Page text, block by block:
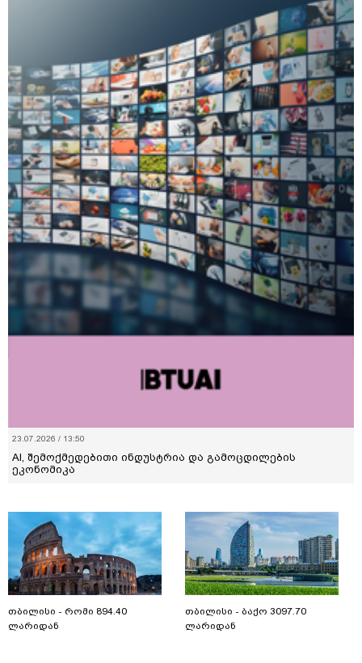
23.07.2026 / 13:50
AI, შემოქმედებითი ინდუსტრია და გამოცდილების
ეკონომიკა
თბილისი - რომი 894.40
ლარიდან
თბილისი - ბაქო 3097.70
ლარიდან